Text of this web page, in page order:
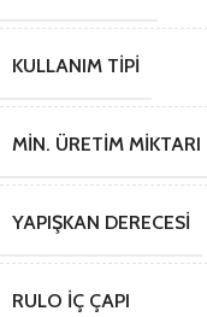
KULLANIM TIPI
MIN. ÜRETIM MIKTARI
YAPIŞKAN DERECESI
RULO İÇ ÇAPI